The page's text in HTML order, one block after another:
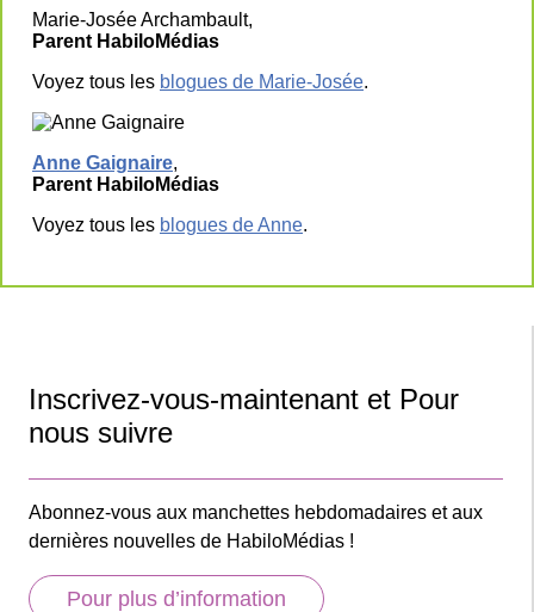
Marie-Josée Archambault,
Parent HabiloMédias
Voyez tous les blogues de Marie-Josée.
Anne Gaignaire,
Parent HabiloMédias
Voyez tous les blogues de Anne.
Inscrivez-vous-maintenant et Pour
nous suivre
Abonnez-vous aux manchettes hebdomadaires et aux
dernières nouvelles de HabiloMédias !
Pour plus d’information